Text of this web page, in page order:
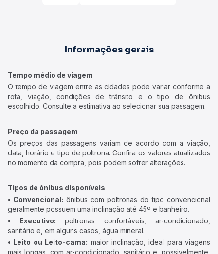
Informações gerais
Tempo médio de viagem
O tempo de viagem entre as cidades pode variar conforme a
rota, viação, condições de trânsito e o tipo de ônibus
escolhido. Consulte a estimativa ao selecionar sua passagem.
Preço da passagem
Os preços das passagens variam de acordo com a viação,
data, horário e tipo de poltrona. Confira os valores atualizados
no momento da compra, pois podem sofrer alterações.
Tipos de ônibus disponíveis
• Convencional: ônibus com poltronas do tipo convencional
geralmente possuem uma inclinação até 45º e banheiro.
• Executivo: poltronas confortáveis, ar-condicionado,
sanitário e, em alguns casos, água mineral.
• Leito ou Leito-cama: maior inclinação, ideal para viagens
mais longas, com ar-condicionado, sanitário e, possivelmente,